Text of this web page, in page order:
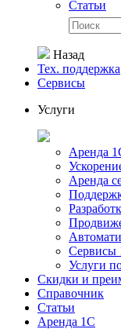
Статьи
Назад
Тех. поддержка
Сервисы
Услуги
Аренда
Аренда
Услуги
Скидки и
Справочник
Статьи
Аренда 1С